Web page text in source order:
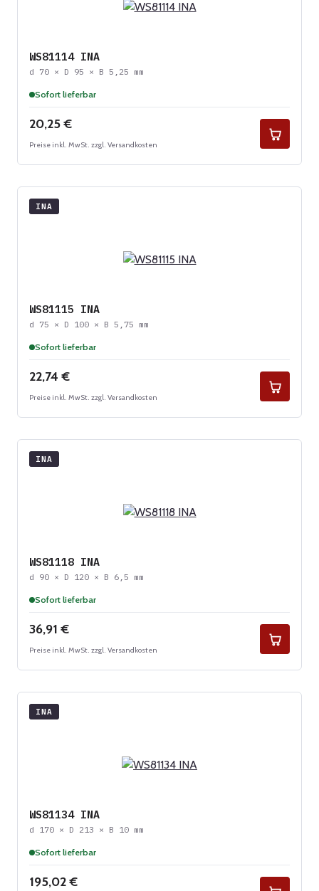
WS81114 INA
d 70 × D 95 × B 5,25 mm
Sofort lieferbar
Regulärer Preis:
20,25 €
Preise inkl. MwSt. zzgl. Versandkosten
INA
WS81115 INA
d 75 × D 100 × B 5,75 mm
Sofort lieferbar
Regulärer Preis:
22,74 €
Preise inkl. MwSt. zzgl. Versandkosten
INA
WS81118 INA
d 90 × D 120 × B 6,5 mm
Sofort lieferbar
Regulärer Preis:
36,91 €
Preise inkl. MwSt. zzgl. Versandkosten
INA
WS81134 INA
d 170 × D 213 × B 10 mm
Sofort lieferbar
Regulärer Preis:
195,02 €